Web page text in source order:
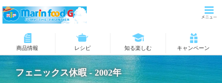
商品情報 レシピ 知る楽しむ キャンペーン
フェニックス休暇 - 2002年